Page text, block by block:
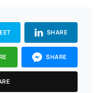
SHARE
SHARE